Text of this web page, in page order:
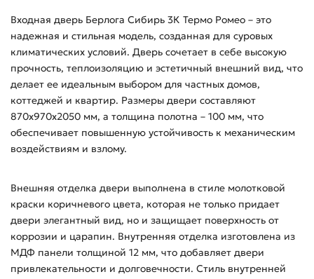
Входная дверь Берлога Сибирь 3К Термо Ромео – это
надежная и стильная модель, созданная для суровых
климатических условий. Дверь сочетает в себе высокую
прочность, теплоизоляцию и эстетичный внешний вид, что
делает ее идеальным выбором для частных домов,
коттеджей и квартир. Размеры двери составляют
870х970х2050 мм, а толщина полотна – 100 мм, что
обеспечивает повышенную устойчивость к механическим
воздействиям и взлому.
Внешняя отделка двери выполнена в стиле молотковой
краски коричневого цвета, которая не только придает
двери элегантный вид, но и защищает поверхность от
коррозии и царапин. Внутренняя отделка изготовлена из
МДФ панели толщиной 12 мм, что добавляет двери
привлекательности и долговечности. Стиль внутренней